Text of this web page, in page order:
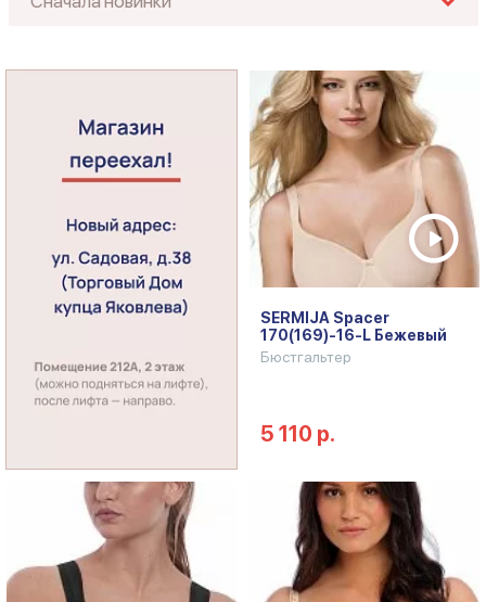
SERMIJA Spacer
170(169)-16-L Бежевый
Бюстгальтер
5 110 р.